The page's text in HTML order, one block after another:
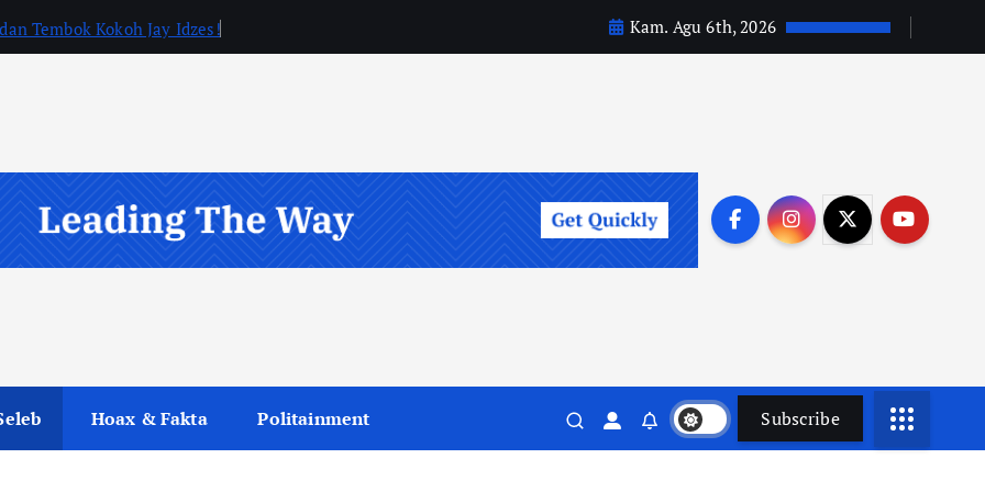
Tembok Kokoh Jay Idzes! Kam. Agu 6th, 2026
Hoax & Fakta Politainment Subscribe